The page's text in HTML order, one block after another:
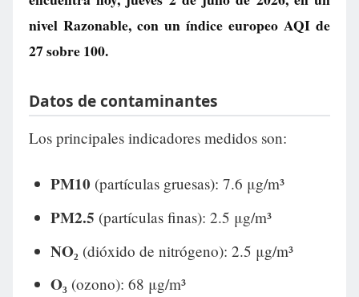
nivel Razonable, con un índice europeo AQI de
27sobre 100.
Datos de contaminantes
Los principales indicadores medidos son:
PM10 (partículas gruesas): 7.6 μg/m³
PM2.5 (partículas finas): 2.5 μg/m³
NO₂ (dióxido de nitrógeno): 2.5 μg/m³
O₃ (ozono): 68 μg/m³